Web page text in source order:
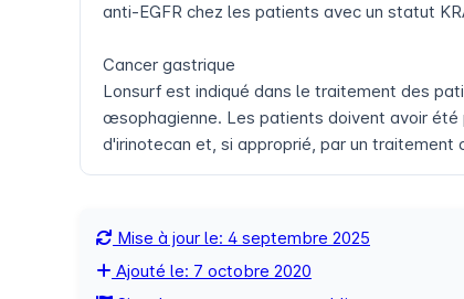
anti-EGFR chez les patients avec un statut
Cancer gastrique
Lonsurf est indiqué dans le traitement des
œsophagienne. Les patients doivent avoir
d'irinotecan et, si approprié, par un traitement
Mise à jour le: 4 septembre 2025
Ajouté le: 7 octobre 2020